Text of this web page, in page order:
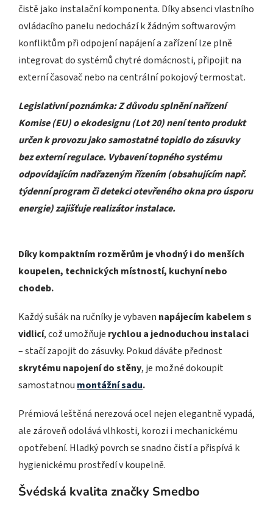
čistě jako instalační komponenta. Díky absenci vlastního
ovládacího panelu nedochází k žádným softwarovým
konfliktům při odpojení napájení a zařízení lze plně
integrovat do systémů chytré domácnosti, připojit na
externí časovač nebo na centrální pokojový termostat.
Legislativní poznámka: Z důvodu splnění nařízení
Komise (EU) o ekodesignu (Lot 20) není tento produkt
určen k provozu jako samostatné topidlo do zásuvky
bez externí regulace. Vybavení topného systému
odpovídajícím nadřazeným řízením (obsahujícím např.
týdenní program či detekci otevřeného okna pro úsporu
energie) zajišťuje realizátor instalace.
Díky kompaktním rozměrům je vhodný i do menších
koupelen, technických místností, kuchyní nebo
chodeb.
Každý sušák na ručníky je vybaven napájecím kabelem s
vidlicí, což umožňuje rychlou a jednoduchou instalaci
– stačí zapojit do zásuvky. Pokud dáváte přednost
skrytému napojení do stěny, je možné dokoupit
samostatnou montážní sadu.
Prémiová leštěná nerezová ocel nejen elegantně vypadá,
ale zároveň odolává vlhkosti, korozi i mechanickému
opotřebení. Hladký povrch se snadno čistí a přispívá k
hygienickému prostředí v koupelně.
Švédská kvalita značky Smedbo